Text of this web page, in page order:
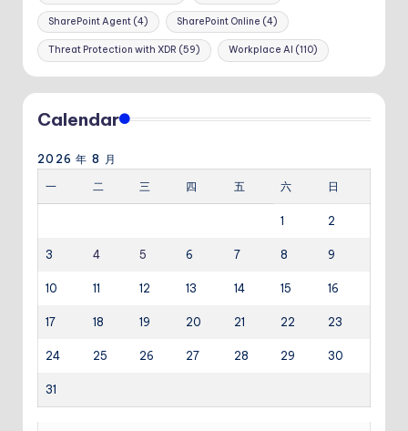
SharePoint Agent (4) SharePoint Online (4)
Threat Protection with XDR (59) Workplace AI (110)
Calendar
2026 年 8 月
一
二 三 四 五 六 日
1 2
3 4 5 6 7 8 9
10 11 12 13 14 15 16
17 18 19 20 21 22 23
24 25 26 27 28 29 30
31